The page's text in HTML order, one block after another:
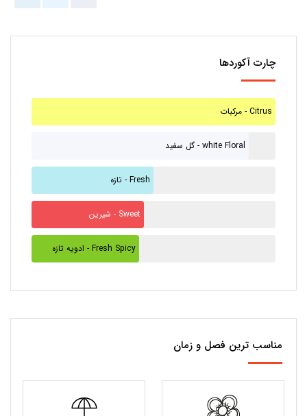
چارت آکوردها
مرکبات - Citrus
گل سفید - white Floral
تازه - Fresh
شیرین - Sweet
ادویه تازه - Fresh Spicy
مناسب ترین فصل و زمان